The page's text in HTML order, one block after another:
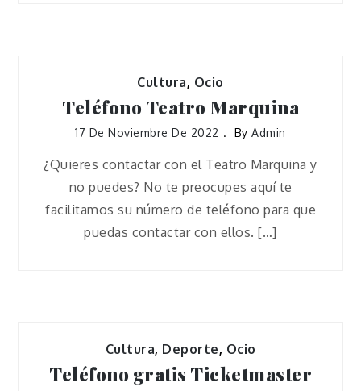
Cultura, Ocio
Teléfono Teatro Marquina
17 De Noviembre De 2022 ByAdmin
¿Quieres contactar con el Teatro Marquina y
no puedes? No te preocupes aquí te
facilitamos su número de teléfono para que
puedas contactar con ellos. […]
Cultura, Deporte, Ocio
Teléfono gratis Ticketmaster